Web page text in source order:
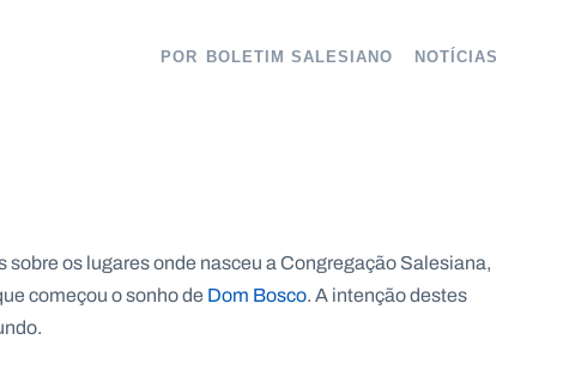
POR BOLETIM SALESIANO NOTÍCIAS
sobre os lugares onde nasceu a Congregação Salesiana,
começou o sonho de Dom Bosco. A intenção destes